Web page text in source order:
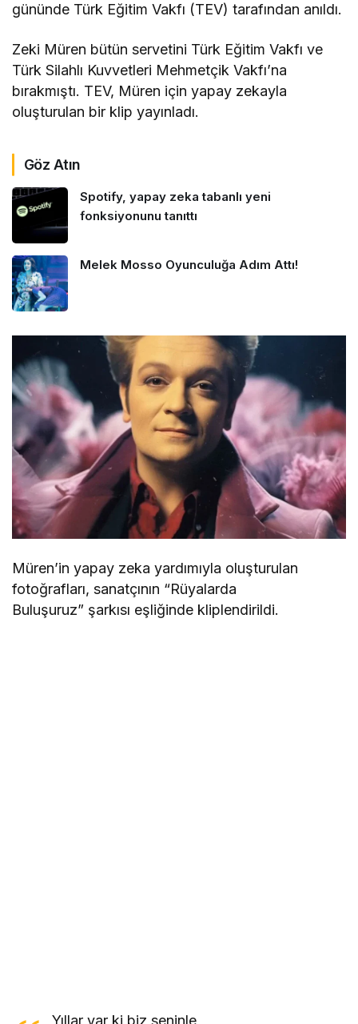
gününde Türk Eğitim Vakfı (TEV) tarafından anıldı.
Zeki Müren bütün servetini Türk Eğitim Vakfı ve
Türk Silahlı Kuvvetleri Mehmetçik Vakfı’na
bırakmıştı. TEV, Müren için yapay zekayla
oluşturulan bir klip yayınladı.
Göz Atın
Spotify, yapay zeka tabanlı yeni
fonksiyonunu tanıttı
Melek Mosso Oyunculuğa Adım Attı!
Müren’in yapay zeka yardımıyla oluşturulan
fotoğrafları, sanatçının “Rüyalarda
Buluşuruz” şarkısı eşliğinde kliplendirildi.